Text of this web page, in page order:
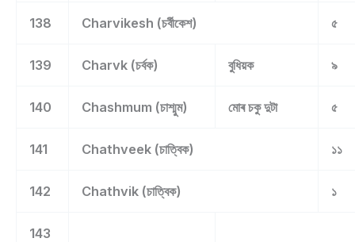
138 Charvikesh (চৰ্বীকেশ) ৫
139 Charvk (চৰ্বক) বুধিয়ক ৯
140 Chashmum (চাশ্মুম) মোৰ চকু দুটা ৫
141 Chathveek (চাত্বিক) ১১
142 Chathvik (চাত্বিক) ১
143